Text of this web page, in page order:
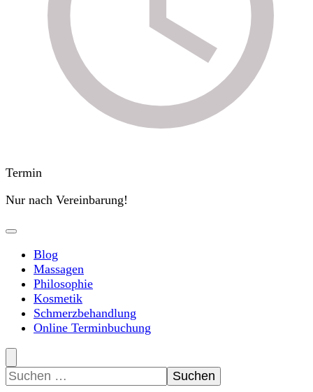
Termin
Nur nach Vereinbarung!
Blog
Massagen
Philosophie
Kosmetik
Schmerzbehandlung
Online Terminbuchung
Suchen
nach: